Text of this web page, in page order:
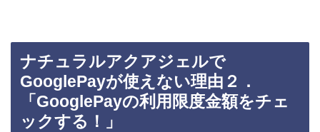
ナチュラルアクアジェルで
GooglePayが使えない理由２．
「GooglePayの利用限度金額をチェ
ックする！」